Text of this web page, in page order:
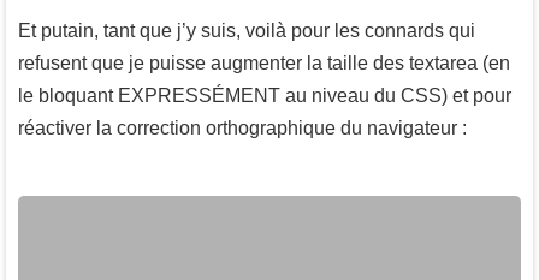
Et putain, tant que j’y suis, voilà pour les connards qui
refusent que je puisse augmenter la taille des textarea (en
le bloquant EXPRESSÉMENT au niveau du CSS) et pour
réactiver la correction orthographique du navigateur :